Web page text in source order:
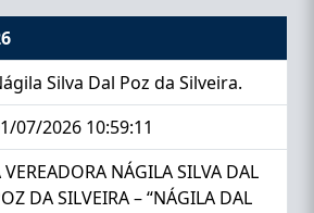
Silva Dal Poz da Silveira.
07/2026 10:59:11
VEREADORA NÁGILA SILVA DAL
DA SILVEIRA – “NÁGILA DAL